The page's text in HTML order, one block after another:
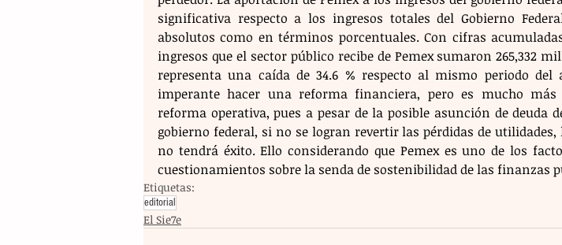
significativa respecto a los ingresos totales del Gobierno
absolutos como en términos porcentuales. Con cifras
ingresos que el sector público recibe de Pemex sumaron 265,332
representa una caída de 34.6 % respecto al mismo periodo del
imperante hacer una reforma financiera, pero es mucho más
reforma operativa, pues a pesar de la posible asunción de deuda
gobierno federal, si no se logran revertir las pérdidas de
no tendrá éxito. Ello considerando que Pemex es uno de los
cuestionamientos sobre la senda de sostenibilidad de las finanzas
Etiquetas:
editorial
El Sie7e